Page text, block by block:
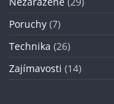
Poruchy (7)
Technika (26)
Zajímavosti (14)